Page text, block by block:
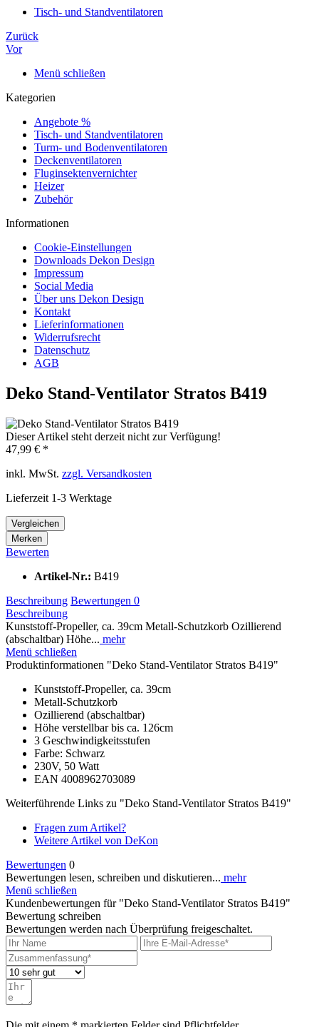
Tisch- und Standventilatoren
Zurück
Vor
Menü schließen
Kategorien
Angebote %
Tisch- und Standventilatoren
Turm- und Bodenventilatoren
Deckenventilatoren
Fluginsektenvernichter
Heizer
Zubehör
Informationen
Cookie-Einstellungen
Downloads Dekon Design
Impressum
Social Media
Über uns Dekon Design
Kontakt
Lieferinformationen
Widerrufsrecht
Datenschutz
AGB
Deko Stand-Ventilator Stratos B419
Dieser Artikel steht derzeit nicht zur Verfügung!
47,99 € *
inkl. MwSt. zzgl. Versandkosten
Lieferzeit 1-3 Werktage
Vergleichen
Merken
Bewerten
Artikel-Nr.: B419
Beschreibung Bewertungen 0
Beschreibung
Kunststoff-Propeller, ca. 39cm Metall-Schutzkorb Ozillierend
(abschaltbar) Höhe... mehr
Menü schließen
Produktinformationen "Deko Stand-Ventilator Stratos B419"
Kunststoff-Propeller, ca. 39cm
Metall-Schutzkorb
Ozillierend (abschaltbar)
Höhe verstellbar bis ca. 126cm
3 Geschwindigkeitsstufen
Farbe: Schwarz
230V, 50 Watt
EAN 4008962703089
Weiterführende Links zu "Deko Stand-Ventilator Stratos B419"
Fragen zum Artikel?
Weitere Artikel von DeKon
Bewertungen 0
Bewertungen lesen, schreiben und diskutieren... mehr
Menü schließen
Kundenbewertungen für "Deko Stand-Ventilator Stratos B419"
Bewertung schreiben
Bewertungen werden nach Überprüfung freigeschaltet.